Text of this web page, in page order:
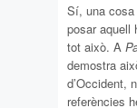
Sí, una cosa
posar aquell
tot això. A
demostra
d’Occident,
referències